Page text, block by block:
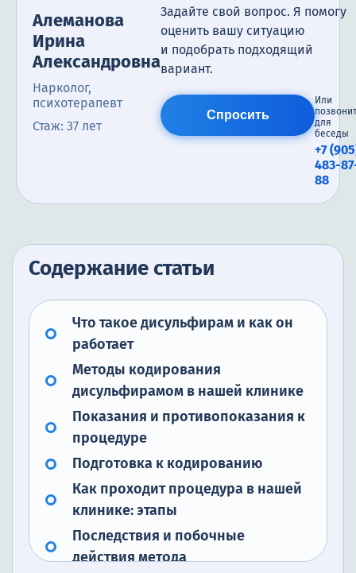
Алеманова
Ирина
Александровна
Нарколог,
психотерапевт
Стаж: 37 лет
Задайте свой вопрос. Я помогу
оценить вашу ситуацию
и подобрать подходящий
вариант.
Спросить
Или
для
беседы
+7
483-
88
Содержание статьи
Что такое дисульфирам и как он
работает
Методы кодирования
дисульфирамом в нашей клинике
Показания и противопоказания к
процедуре
Подготовка к кодированию
Как проходит процедура в нашей
клинике: этапы
Последствия и побочные
действия метода